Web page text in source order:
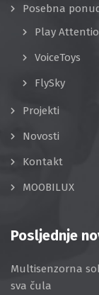
Posebna
Play
VoiceToys
FlySky
Projekti
Novosti
Kontakt
MOOBILUX
Posljednje
Multisenzorna
sva čula